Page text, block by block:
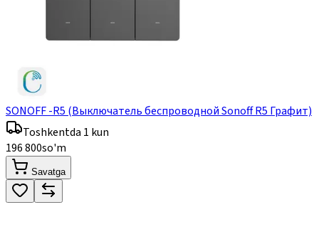
SONOFF -R5 (Выключатель беспроводной Sonoff R5 Графит)
Toshkentda 1 kun
196 800so'm
Savatga